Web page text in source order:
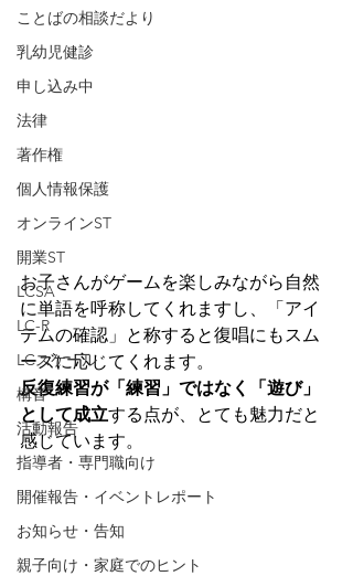
ことばの相談だより
乳幼児健診
申し込み中
法律
著作権
個人情報保護
オンラインST
開業ST
LCSA
LC-R
LCスケール
構音
活動報告
指導者・専門職向け
開催報告・イベントレポート
お知らせ・告知
親子向け・家庭でのヒント
お子さんがゲームを楽しみながら自然
に単語を呼称してくれますし、「アイ
テムの確認」と称すると復唱にもスム
ーズに応じてくれます。
反復練習が「練習」ではなく「遊び」
として成立する点が、とても魅力だと
感じています。